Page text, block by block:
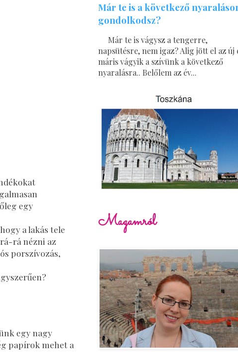
egy
a lakás tele
rá nézni az
porszívozás,
egy nagy
papírok mehet a
Már te is a következő
gondolkodsz?
Már te is vágysz a tengerre,
napsütésre, nem igaz? Alig jött el az új
máris vágyik a szívünk a következő
nyaralásra.. Belőlem az év...
Magamról